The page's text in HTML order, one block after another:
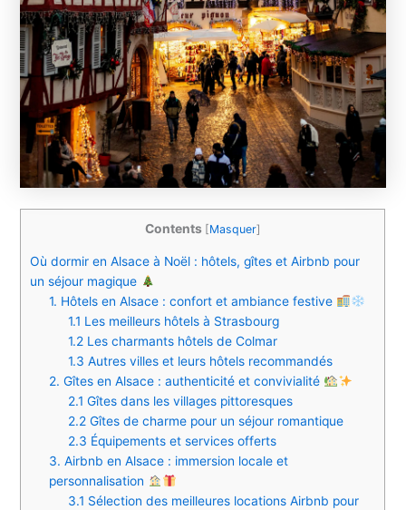
Contents [Masquer]
Où dormir en Alsace à Noël : hôtels, gîtes et Airbnb pour
un séjour magique
1. Hôtels en Alsace : confort et ambiance festive
1.1 Les meilleurs hôtels à Strasbourg
1.2 Les charmants hôtels de Colmar
1.3 Autres villes et leurs hôtels recommandés
2. Gîtes en Alsace : authenticité et convivialité
2.1 Gîtes dans les villages pittoresques
2.2 Gîtes de charme pour un séjour romantique
2.3 Équipements et services offerts
3. Airbnb en Alsace : immersion locale et
personnalisation
3.1 Sélection des meilleures locations Airbnb pour